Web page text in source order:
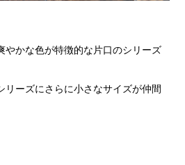
やかな色が特徴的な片口のシリーズ
リーズにさらに小さなサイズが仲間